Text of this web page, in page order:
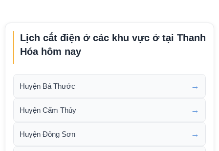
Lịch cắt điện ở các khu vực ở tại Thanh
Hóa hôm nay
Huyện Bá Thước →
Huyện Cẩm Thủy →
Huyện Đông Sơn →